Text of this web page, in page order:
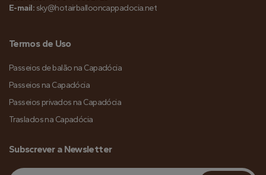
E-mail: sky@hotairballooncappadocia.net
Termos de Uso
Passeios de balão na Capadócia
Passeios na Capadócia
Passeios privados na Capadócia
Traslados na Capadócia
Subscrever a Newsletter